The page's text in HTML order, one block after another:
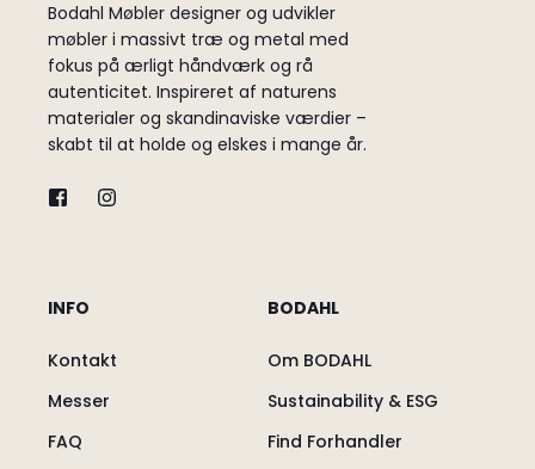
Bodahl Møbler designer og udvikler
møbler i massivt træ og metal med
fokus på ærligt håndværk og rå
autenticitet. Inspireret af naturens
materialer og skandinaviske værdier –
skabt til at holde og elskes i mange år.
INFO
Kontakt
Messer
FAQ
BODAHL
Om BODAHL
Sustainability & ESG
Find Forhandler